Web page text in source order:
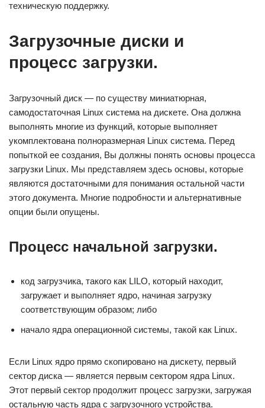
техническую поддержку.
Загрузочные диски и
процесс загрузки.
Загрузочный диск — по существу миниатюрная,
самодостаточная Linux система на дискете. Она должна
выполнять многие из функций, которые выполняет
укомплектована полноразмерная Linux система. Перед
попыткой ее создания, Вы должны понять основы процесса
загрузки Linux. Мы представляем здесь основы, которые
являются достаточными для понимания остальной части
этого документа. Многие подробности и альтернативные
опции были опущены.
Процесс начальной загрузки.
код загрузчика, такого как LILO, который находит,
загружает и выполняет ядро, начиная загрузку
соответствующим образом; либо
начало ядра операционной системы, такой как Linux.
Если Linux ядро прямо скопировано на дискету, первый
сектор диска — является первым сектором ядра Linux.
Этот первый сектор продолжит процесс загрузки, загружая
остальную часть ядра с загрузочного устройства.